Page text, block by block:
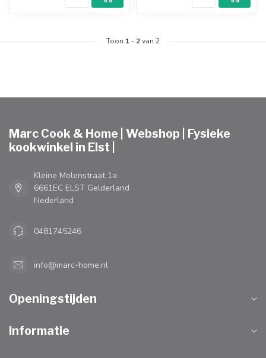
Toon 1 - 2van 2
Marc Cook & Home | Webshop | Fysieke
kookwinkel in Elst |
Kleine Molenstraat 1a
6661EC ELST Gelderland
Nederland
0481745246
info@marc-home.nl
Openingstijden
Informatie